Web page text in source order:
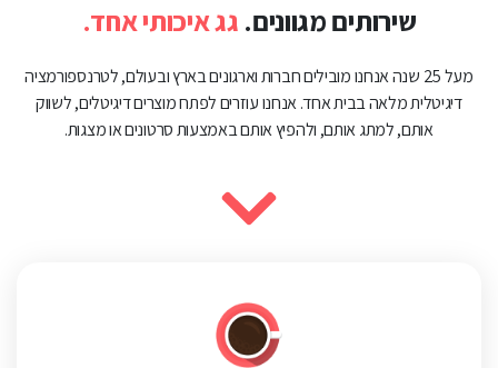
שירותים מגוונים. גג איכותי אחד.
מעל 25 שנה אנחנו מובילים חברות וארגונים בארץ ובעולם, לטרנספורמציה
דיגיטלית מלאה בבית אחד. אנחנו עוזרים לפתח מוצרים דיגיטלים, לשווק
אותם, למתג אותם, ולהפיץ אותם באמצעות סרטונים או מצגות.